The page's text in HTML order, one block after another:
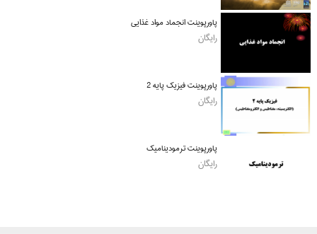
پاورپوینت انجماد مواد غذایی
رایگان
پاورپوینت فیزیک پایه 2
رایگان
پاورپوینت ترمودینامیک
رایگان